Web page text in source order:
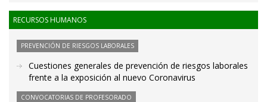
RECURSOS HUMANOS
PREVENCIÓN DE RIESGOS LABORALES
Cuestiones generales de prevención de riesgos laborales
frente a la exposición al nuevo Coronavirus
CONVOCATORIAS DE PROFESORADO